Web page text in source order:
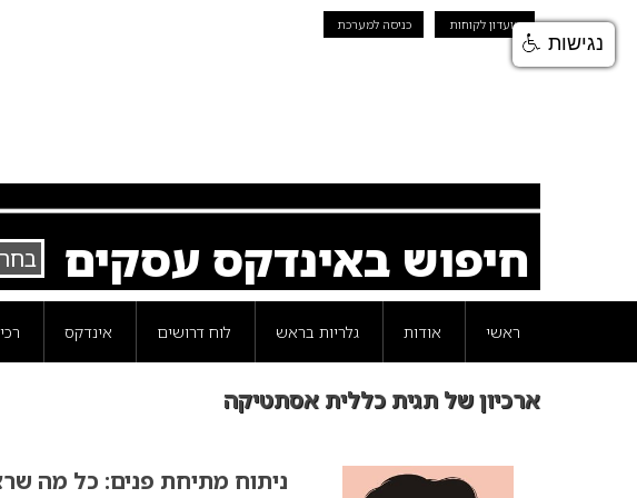
מועדון לקוחות כניסה למערכת
חיפוש באינדקס עסקים
ראשי אודות גלריות בראש לוח דרושים אינדקס
ארכיון של תגית כללית אסתטיקה
ניתוח מתיחת פנים: כל מה
נגישות